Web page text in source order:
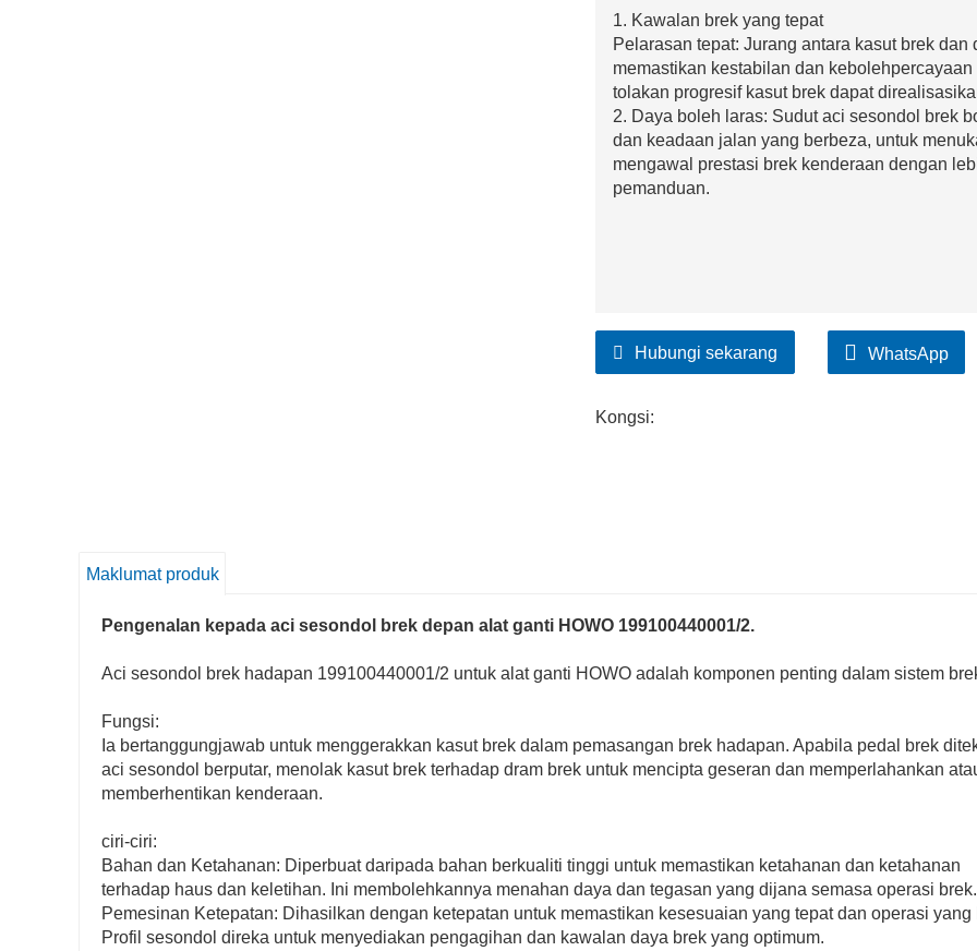
1. Kawalan brek yang tepat
Pelarasan tepat: Jurang antara kasut brek
memastikan kestabilan dan
tolakan progresif kasut brek dapat
2. Daya boleh laras: Sudut aci sesondol brek
dan keadaan jalan yang berbeza, untuk
mengawal prestasi brek kenderaan dengan
pemanduan.
Hubungi sekarang WhatsApp
Kongsi:
Maklumat produk
Pengenalan kepada aci sesondol brek depan alat ganti HOWO 199100440001/2.
Aci sesondol brek hadapan 199100440001/2 untuk alat ganti HOWO adalah komponen penting dalam sistem
Fungsi:
Ia bertanggungjawab untuk menggerakkan kasut brek dalam pemasangan brek hadapan. Apabila pedal brek
aci sesondol berputar, menolak kasut brek terhadap dram brek untuk mencipta geseran dan memperlahankan
memberhentikan kenderaan.
ciri-ciri:
Bahan dan Ketahanan: Diperbuat daripada bahan berkualiti tinggi untuk memastikan ketahanan dan ketahanan
terhadap haus dan keletihan. Ini membolehkannya menahan daya dan tegasan yang dijana semasa operasi brek.
Pemesinan Ketepatan: Dihasilkan dengan ketepatan untuk memastikan kesesuaian yang tepat dan operasi yang
Profil sesondol direka untuk menyediakan pengagihan dan kawalan daya brek yang optimum.